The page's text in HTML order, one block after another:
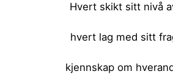
Hvert skikt sitt nivå
hvert lag med sitt
kjennskap om